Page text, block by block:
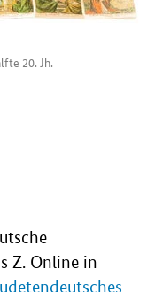
20. Jh.
Z. Online in